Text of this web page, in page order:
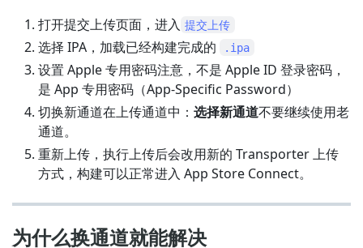
打开提交上传页面，进入 提交上传
选择 IPA，加载已经构建完成的 .ipa
设置 Apple 专用密码注意，不是 Apple ID 登录密码，
是 App 专用密码（App-Specific Password）
切换新通道在上传通道中： 选择新通道不要继续使用老
通道。
重新上传，执行上传后会改用新的 Transporter 上传
方式，构建可以正常进入 App Store Connect。
为什么换通道就能解决